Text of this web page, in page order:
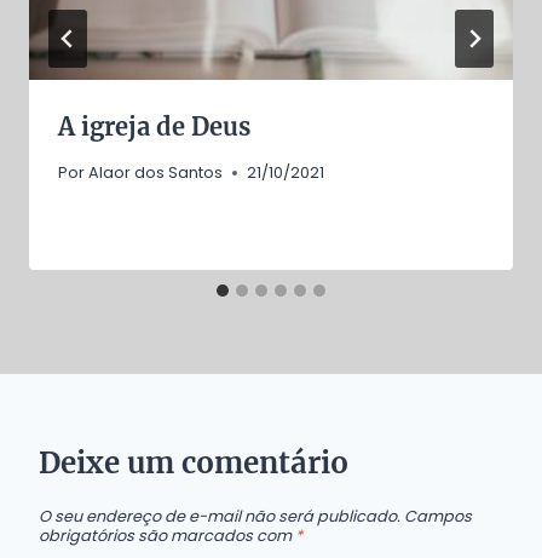
A igreja de Deus
PorAlaor dos Santos 21/10/2021
Deixe um comentário
O seu endereço de e-mail não será publicado. Campos
obrigatórios são marcados com *